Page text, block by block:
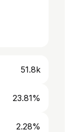
51.8k
23.81%
2.28%